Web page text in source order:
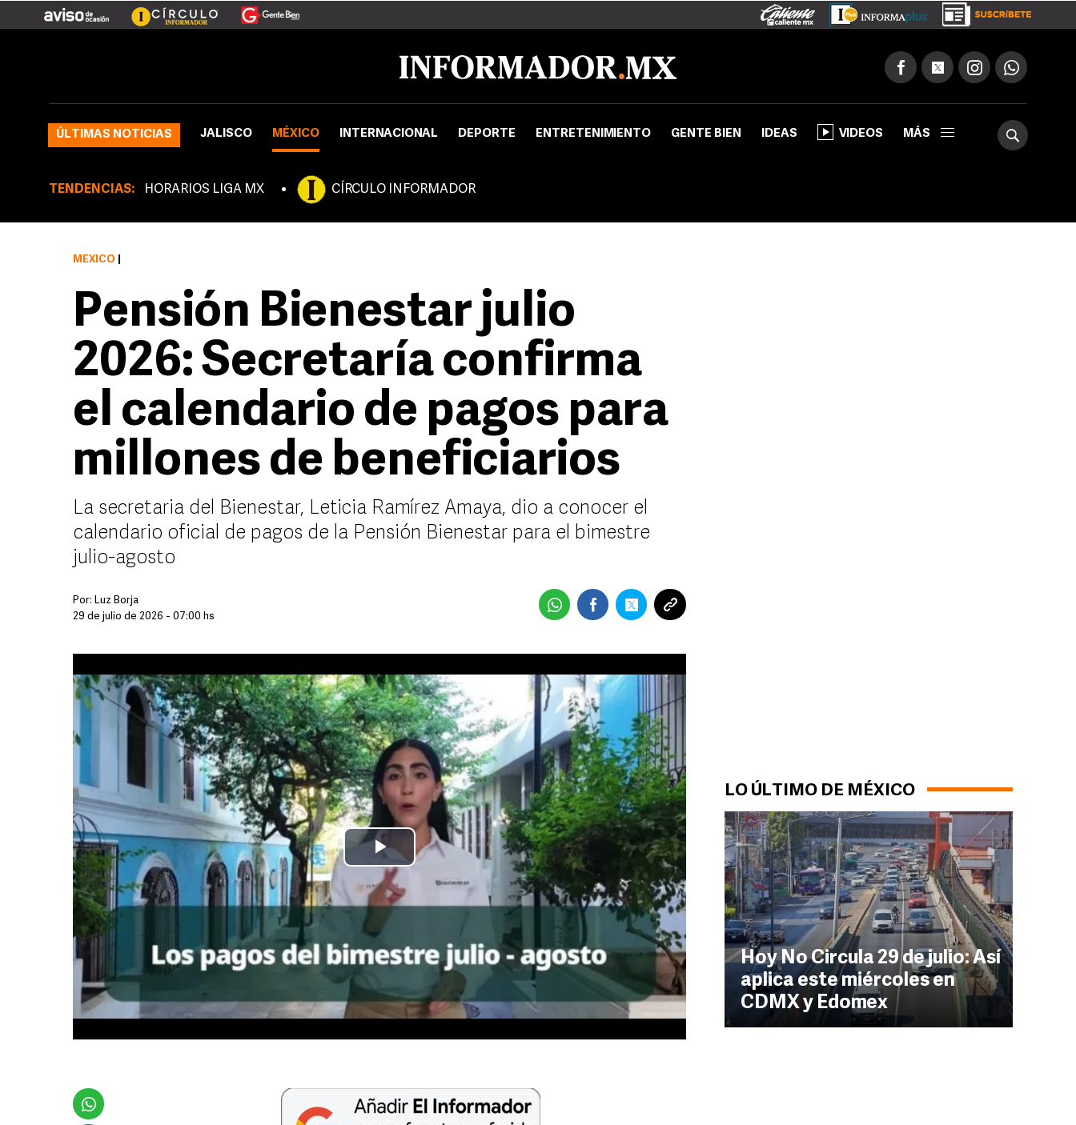
ÚLTIMAS NOTICIAS JALISCO MÉXICO INTERNACIONAL DEPORTE ENTRETENIMIENTO GENTE BIEN IDEAS VIDEOS MÁS
TENDENCIAS: HORARIOS LIGA MX CÍRCULO INFORMADOR
LO ÚLTIMO DE MÉXICO
Hoy No Circula 29 de julio: Así
aplica este miércoles en
CDMX y Edomex
MÉXICO
Pensión Bienestar julio
2026: Secretaría confirma
el calendario de pagos para
millones de beneficiarios
La secretaria del Bienestar, Leticia Ramírez Amaya, dio a conocer el
calendario oficial de pagos de la Pensión Bienestar para el bimestre
julio-agosto
Por: Luz Borja
29 de julio de 2026 - 07:00 hs